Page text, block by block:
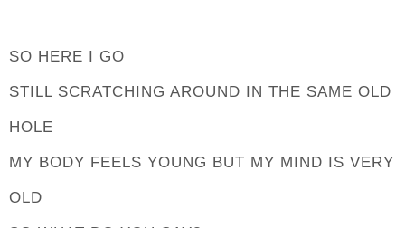
SO HERE I GO
STILL SCRATCHING AROUND IN THE SAME OLD
HOLE
MY BODY FEELS YOUNG BUT MY MIND IS VERY
OLD